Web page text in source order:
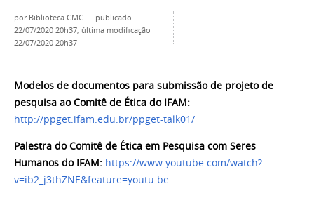
por Biblioteca CMC — publicado
22/07/2020 20h37, última modificação
22/07/2020 20h37
Modelos de documentos para submissão de projeto de
pesquisa ao Comitê de Ética do IFAM:
http://ppget.ifam.edu.br/ppget-talk01/
Palestra do Comitê de Ética em Pesquisa com Seres
Humanos do IFAM: https://www.youtube.com/watch?
v=ib2_j3thZNE&feature=youtu.be